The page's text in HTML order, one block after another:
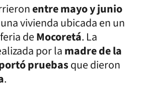
entre mayo y junio
vivienda ubicada en un
deMocoretá. La
por lamadre de la
pruebasque dieron
.